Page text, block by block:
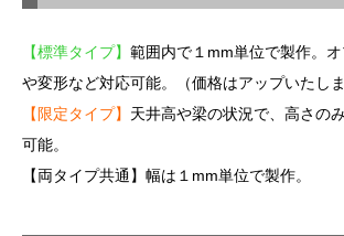
【標準タイプ】 範囲内で１mm単位で製作。
や変形など対応可能。（価格はアップいたしま
【限定タイプ】 天井高や梁の状況で、高さの
可能。
【両タイプ共通】幅は１mm単位で製作。